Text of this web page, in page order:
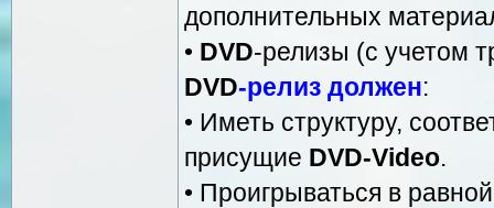
дополнительных
• DVD-релизы (с учетом
DVD-релиз должен:
• Иметь структуру,
присущие DVD-Video.
• Проигрываться в